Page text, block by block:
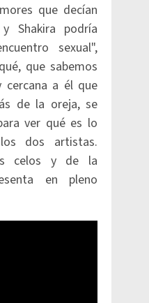
que decían
Shakira podría
sexual",
que sabemos
cercana a él que
de la oreja, se
ver qué es lo
dos artistas.
celos y de la
en pleno